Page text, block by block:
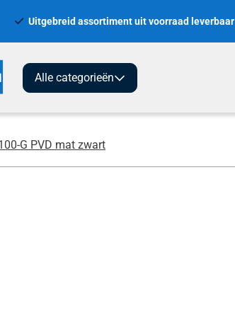
Uitgebreid assortiment uit voorraad leverbaar
Alle categorieën
G PVD mat zwart